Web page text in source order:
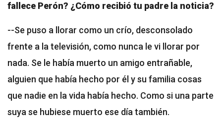
fallece Perón? ¿Cómo recibió tu padre la noticia?
--Se puso a llorar como un crío, desconsolado
frente a la televisión, como nunca le vi llorar por
nada. Se le había muerto un amigo entrañable,
alguien que había hecho por él y su familia cosas
que nadie en la vida había hecho. Como si una parte
suya se hubiese muerto ese día también.